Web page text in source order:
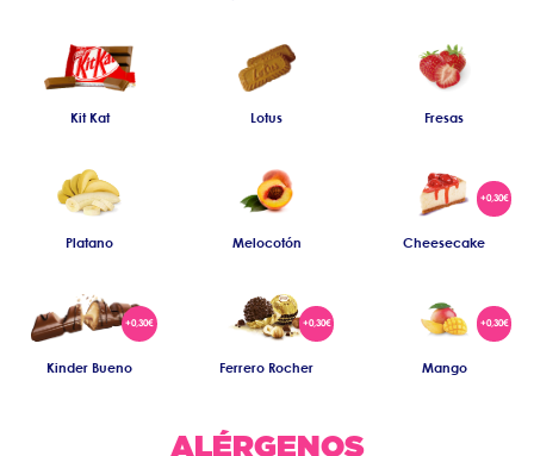
Kit Kat Lotus Fresas
Platano Melocotón Cheesecake
Kinder Bueno Ferrero Rocher Mango
ALÉRGENOS